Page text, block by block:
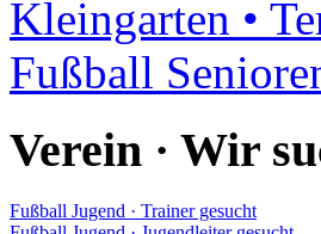
Kleingarten •
Fußball
Verein · Wir
Fußball Jugend · Trainer gesucht